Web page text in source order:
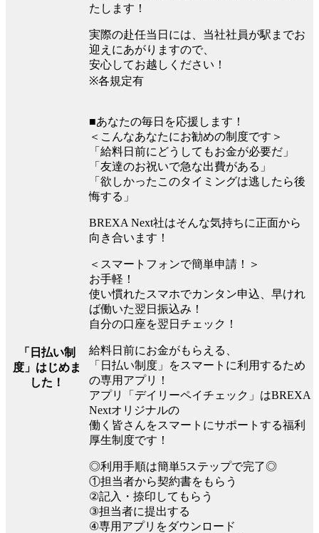
たします！
実際の赴任当日には、当社社員が駅までお
迎えにあがりますので、
安心してお越しください！
※各規定有
「日払い制
度」はじめま
した！
■あなたの毎日を応援します！
＜こんなあなたにお勧めの制度です＞
「給料日前にどうしてもお金が必要だ」
「友達のお祝いで急な出費がある」
「欲しかったこのタイミングは逃したら後
悔する」
BREXA Next社はそんな気持ちに正面から
向き合います！
＜スマートフォンで簡単申請！＞
お手軽！
使い慣れたスマホでカンタン申込、早けれ
ば働いた翌日振込み！
自分の口座を翌日チェック！
給料日前にお金がもらえる、
「日払い制度」をスマートに利用するため
の専用アプリ！
アプリ「デイリーペイチェック」はBREXA
Nextオリジナルの
働く皆さんをスマートにサポートする福利
厚生制度です！
◎利用手順は簡単5ステップで完了◎
①担当者から契約書をもらう
②記入・捺印してもらう
③担当者に提出する
④専用アプリをダウンロード